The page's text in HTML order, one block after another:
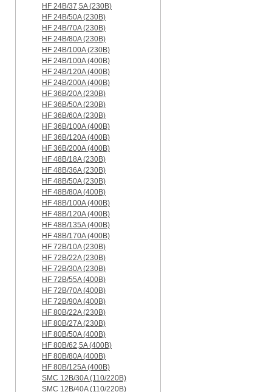
HF 24B/37,5A (230B)
HF 24B/50A (230B)
HF 24B/70A (230B)
HF 24B/80A (230B)
HF 24B/100A (230B)
HF 24B/100A (400B)
HF 24B/120A (400B)
HF 24B/200A (400B)
HF 36B/20A (230B)
HF 36B/50A (230B)
HF 36B/60A (230B)
HF 36B/100A (400B)
HF 36B/120A (400B)
HF 36B/200A (400B)
HF 48B/18A (230B)
HF 48B/36A (230B)
HF 48B/50A (230B)
HF 48B/80A (400B)
HF 48B/100A (400B)
HF 48B/120A (400B)
HF 48B/135A (400B)
HF 48B/170A (400B)
HF 72B/10A (230B)
HF 72B/22A (230B)
HF 72B/30A (230B)
HF 72B/55A (400B)
HF 72B/70A (400B)
HF 72B/90A (400B)
HF 80B/22A (230B)
HF 80B/27A (230B)
HF 80B/50A (400B)
HF 80B/62,5A (400B)
HF 80B/80A (400B)
HF 80B/125A (400B)
SMC 12B/30A (110/220B)
SMC 12B/40A (110/220B)